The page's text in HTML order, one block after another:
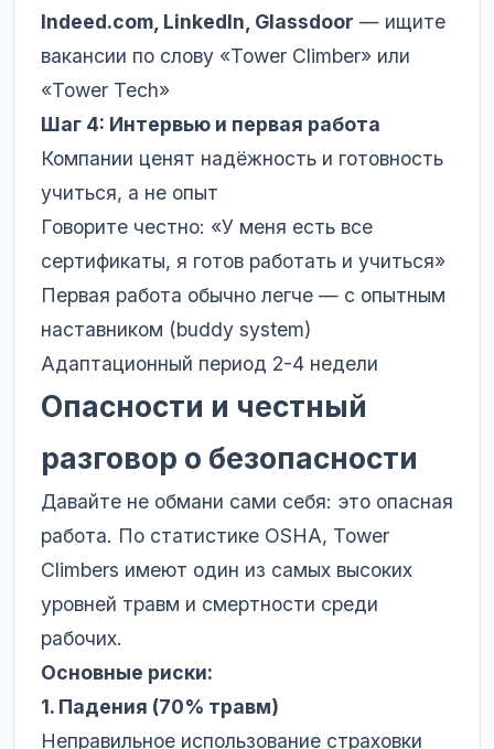
Indeed.com, LinkedIn, Glassdoor — ищите
вакансии по слову «Tower Climber» или
«Tower Tech»
Шаг 4: Интервью и первая работа
Компании ценят надёжность и готовность
учиться, а не опыт
Говорите честно: «У меня есть все
сертификаты, я готов работать и учиться»
Первая работа обычно легче — с опытным
наставником (buddy system)
Адаптационный период 2-4 недели
Опасности и честный
разговор о безопасности
Давайте не обмани сами себя: это опасная
работа. По статистике OSHA, Tower
Climbers имеют один из самых высоких
уровней травм и смертности среди
рабочих.
Основные риски:
1. Падения (70% травм)
Неправильное использование страховки